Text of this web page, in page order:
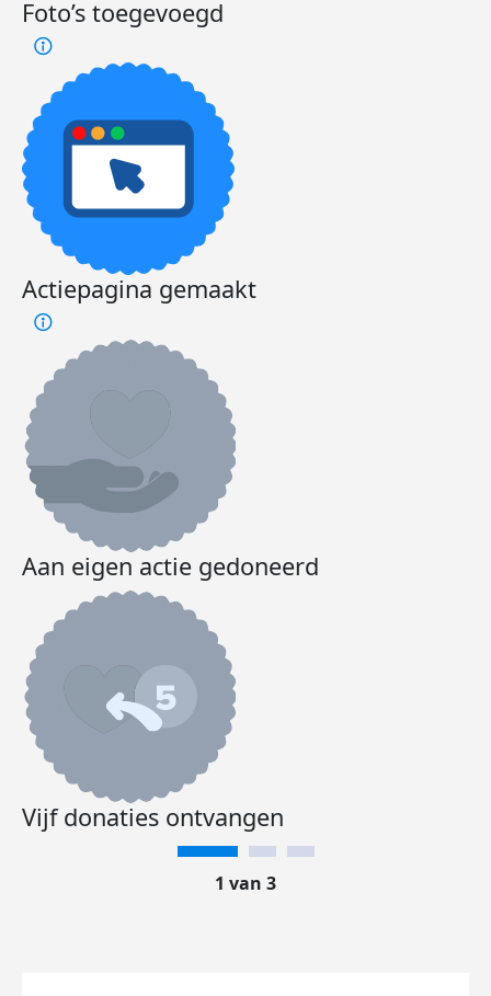
Foto’s toegevoegd
Actiepagina gemaakt
Aan eigen actie gedoneerd
Vijf donaties ontvangen
1 van 3